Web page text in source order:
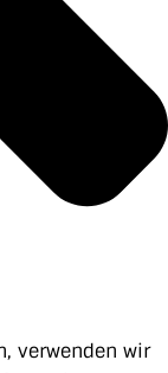
verwenden wir